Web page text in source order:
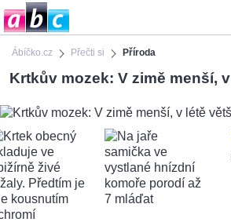
Ábíčko.cz Přečti si Příroda
Krtkův mozek: V zimě menší,